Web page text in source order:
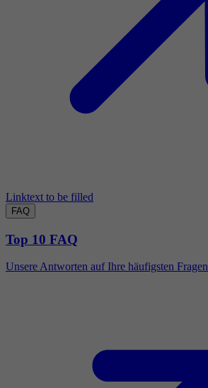
Linktext to be filled
FAQ
Top 10 FAQ
Unsere Antworten auf Ihre häufigsten Fragen